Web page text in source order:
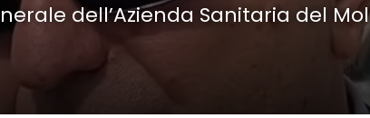
dell’Azienda Sanitaria del